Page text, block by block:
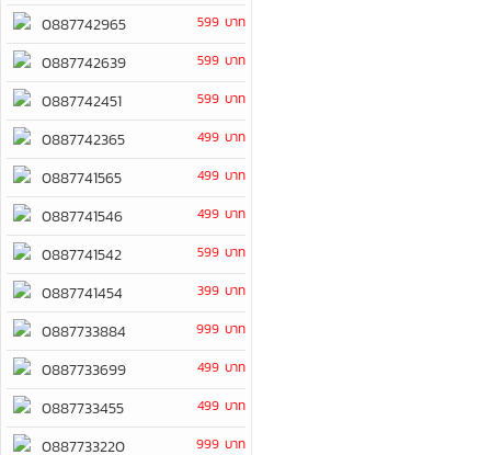
0887742965 599 บาท
0887742639 599 บาท
0887742451 599 บาท
0887742365 499 บาท
0887741565 499 บาท
0887741546 499 บาท
0887741542 599 บาท
0887741454 399 บาท
0887733884 999 บาท
0887733699 499 บาท
0887733455 499 บาท
0887733220 999 บาท